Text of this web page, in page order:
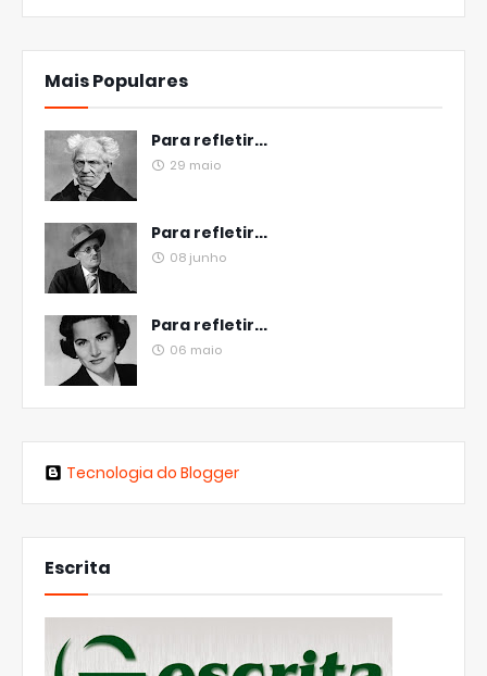
Mais Populares
Para refletir...
29 maio
Para refletir...
08 junho
Para refletir...
06 maio
Tecnologia do Blogger
Escrita